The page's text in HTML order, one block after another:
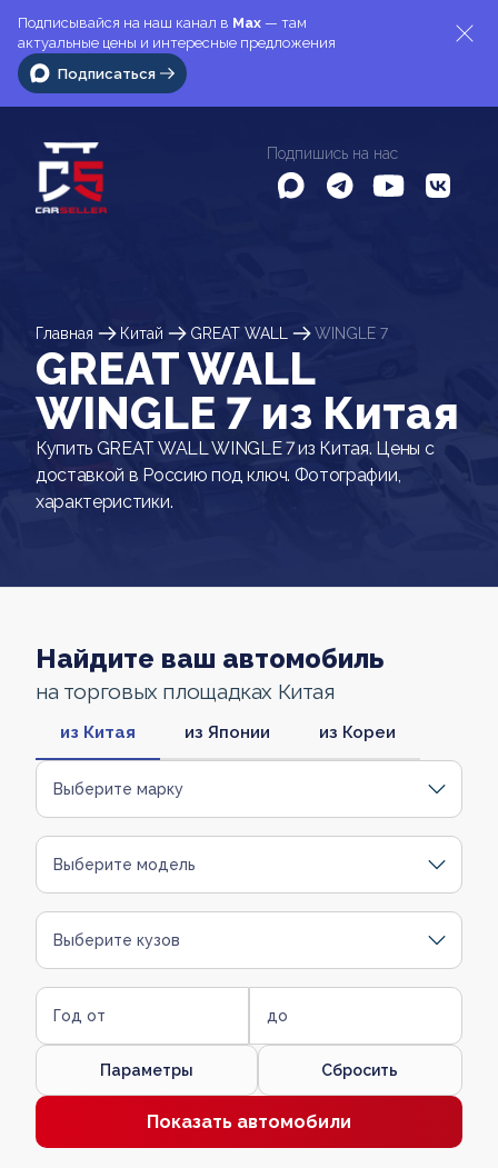
Подписывайся на наш канал в Max — там
актуальные цены и интересные предложения
Подписаться
Подпишись на нас
Главная Китай GREAT WALL WINGLE 7
GREAT WALL
WINGLE 7 из Китая
Купить GREAT WALL WINGLE 7 из Китая. Цены с
доставкой в Россию под ключ. Фотографии,
характеристики.
Найдите ваш автомобиль
на торговых площадках Китая
из Китая из Японии из Кореи
Выберите марку
Выберите модель
Выберите кузов
Год от до
Параметры Сбросить
Показать автомобили